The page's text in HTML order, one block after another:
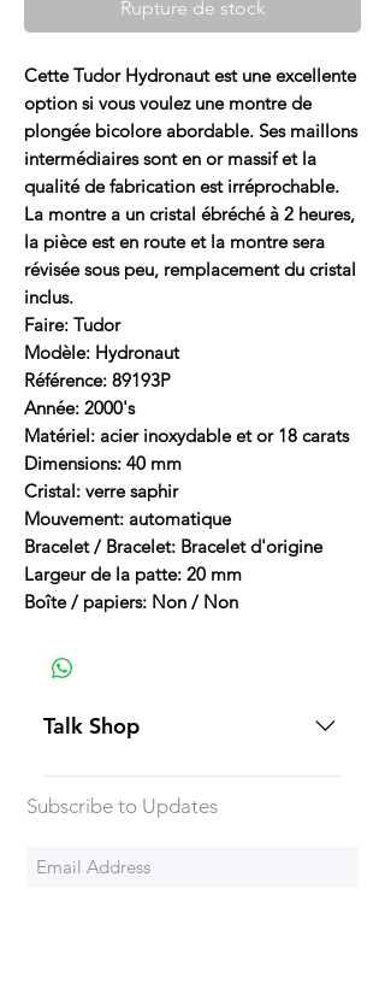
Rupture de stock
Cette Tudor Hydronaut est une excellente
option si vous voulez une montre de
plongée bicolore abordable. Ses maillons
intermédiaires sont en or massif et la
qualité de fabrication est irréprochable.
La montre a un cristal ébréché à 2 heures,
la pièce est en route et la montre sera
révisée sous peu, remplacement du cristal
inclus.
Faire: Tudor
Modèle: Hydronaut
Référence: 89193P
Année: 2000's
Matériel: acier inoxydable et or 18 carats
Dimensions: 40 mm
Cristal: verre saphir
Mouvement: automatique
Bracelet / Bracelet: Bracelet d'origine
Largeur de la patte: 20 mm
Boîte / papiers: Non / Non
Talk Shop
All our prices are displayed in USD
Each individual piece comes with a
watches include Priority Shipping
Subscribe to Updates